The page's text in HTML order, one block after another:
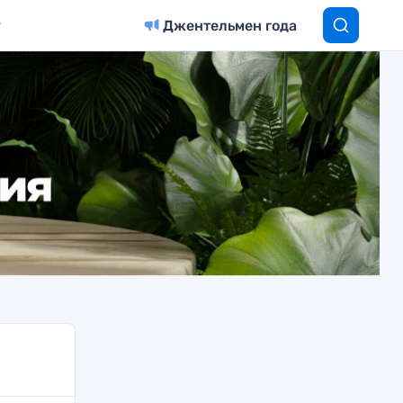
Джентельмен года